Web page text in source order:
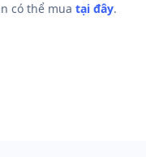
có thể mua tại đây.